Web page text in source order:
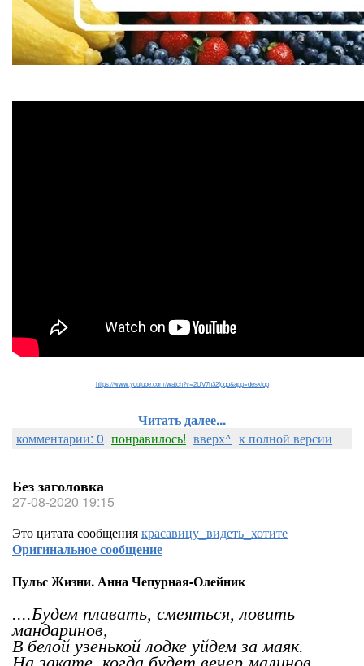
https://www.youtube.com/watch?v=2UV7h32fgqo&app=desktop
Читать далее...
комментарии: 0 понравилось! вверх^ к полной версии
Без заголовка
27-08-2020 19:15
Это цитата сообщениякрасавицу_видеть_хотите
Оригинальное сообщение
Пульс Жизни. Анна Чепурная-Олейник
....Будем плавать, смеяться, ловить
мандаринов,
В белой узенькой лодке уйдем за маяк.